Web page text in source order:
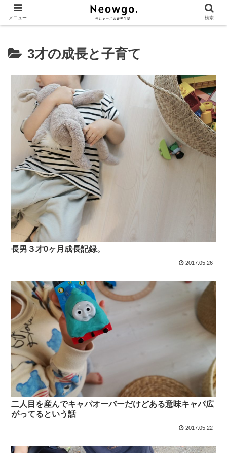
3才の成長と子育て
長男３才0ヶ月成長記録。
2017.05.26
二人目を産んでキャパオーバーだけどある意味キャパ広
がってるという話
2017.05.22
メニュー 検索